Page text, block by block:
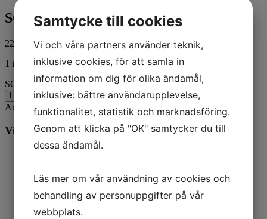
SCREW,HEX CAP VINTAGEPARTS
22,00 kr ink. moms
1 i lager
SCREW,HEX CAP VINTAGEPARTS mängd
Lägg till i varukorg
Artikelnr: 3430 Kategorier: Harley-Davidson ,
Vill du veta mer? Ring oss:
Samtycke till cookies
Vi och våra partners använder teknik,
inklusive cookies, för att samla in
information om dig för olika ändamål,
inklusive: bättre användarupplevelse,
funktionalitet, statistik och marknadsföring.
Genom att klicka på "OK" samtycker du till
dessa ändamål.
Läs mer om vår användning av cookies och
behandling av personuppgifter på vår
webbplats.